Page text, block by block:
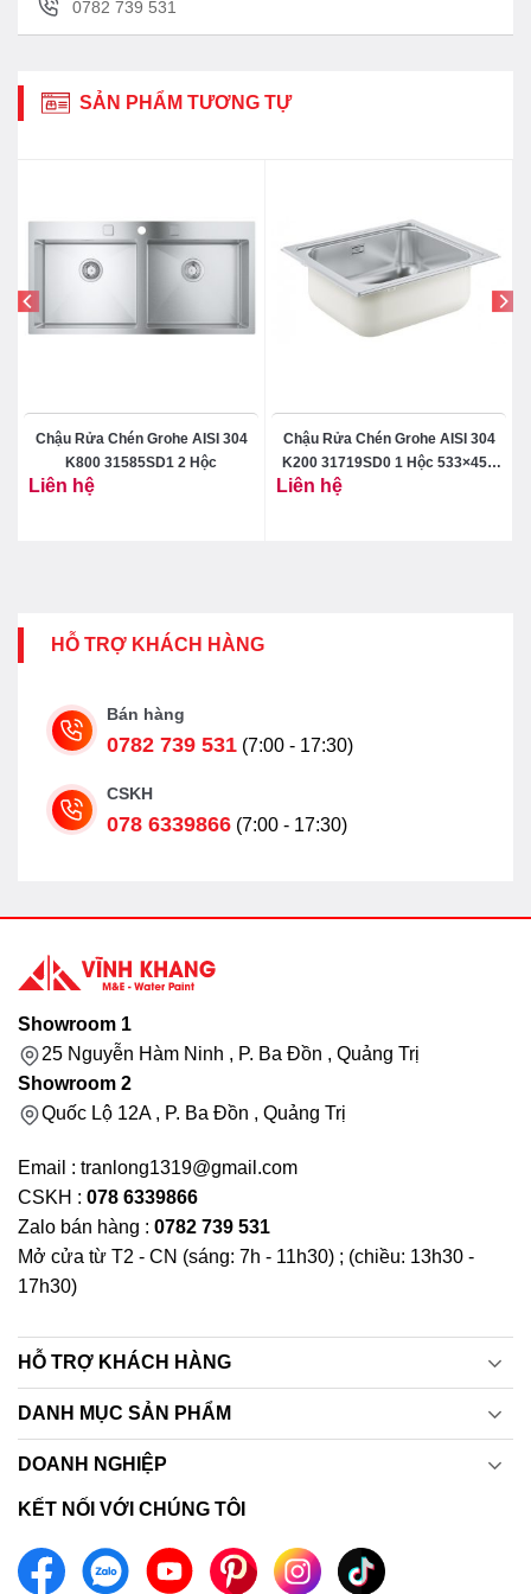
polyurethane dày, mật độ cao nằm giữa bình chứa
thất thoát nhiệt, tăng hiệu suất hoạt động và giúp
tiết kiệm điện
0782 739 531
SẢN PHẨM TƯƠNG TỰ
Chậu Rửa Chén Grohe AISI 304
K800 31585SD1 2 Hộc
Liên hệ
Chậu Rửa Chén Grohe AISI 304
K200 31719SD0 1 Hộc 533×457
Liên hệ
HỖ TRỢ KHÁCH HÀNG
Bán hàng
0782 739 531 (7:00 - 17:30)
CSKH
078 6339866 (7:00 - 17:30)
Showroom 1
25 Nguyễn Hàm Ninh , P. Ba Đồn , Quảng Trị
Showroom 2
Quốc Lộ 12A , P. Ba Đồn , Quảng Trị
Email : tranlong1319@gmail.com
CSKH : 078 6339866
Zalo bán hàng : 0782 739 531
Mở cửa từ T2 - CN (sáng: 7h - 11h30) ; (chiều: 13h30 -
17h30)
HỖ TRỢ KHÁCH HÀNG
DANH MỤC SẢN PHẨM
DOANH NGHIỆP
KẾT NỐI VỚI CHÚNG TÔI